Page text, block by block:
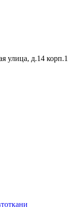
улица, д.14 корп.1